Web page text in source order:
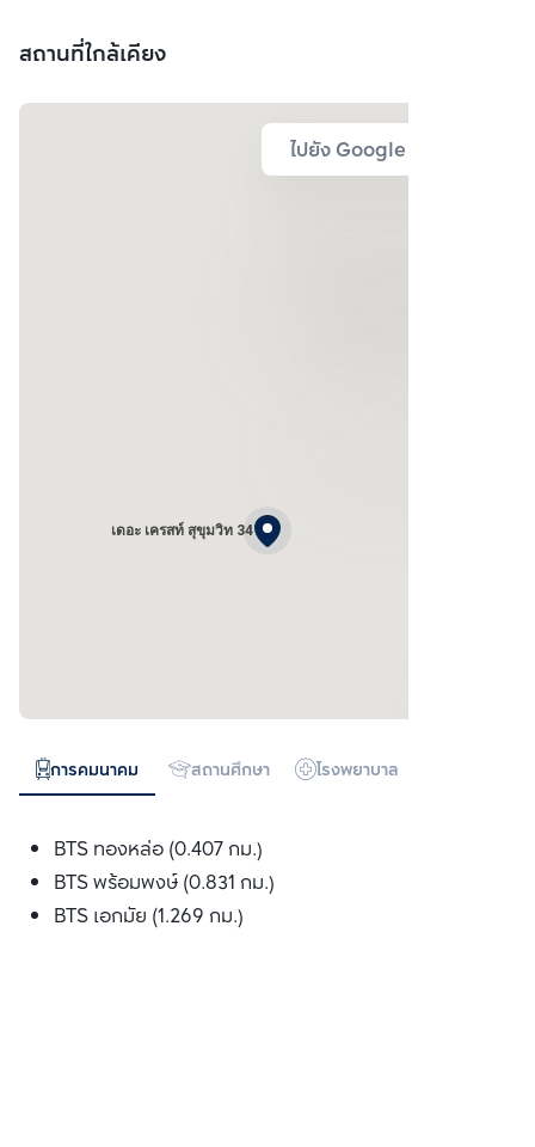
สถานที่ใกล้เคียง
ไปยัง Google Map
เดอะ เครสท์ สุขุมวิท 34
การคมนาคม สถานศึกษา โรงพยาบาล
BTS ทองหล่อ (0.407 กม.)
BTS พร้อมพงษ์ (0.831 กม.)
BTS เอกมัย (1.269 กม.)